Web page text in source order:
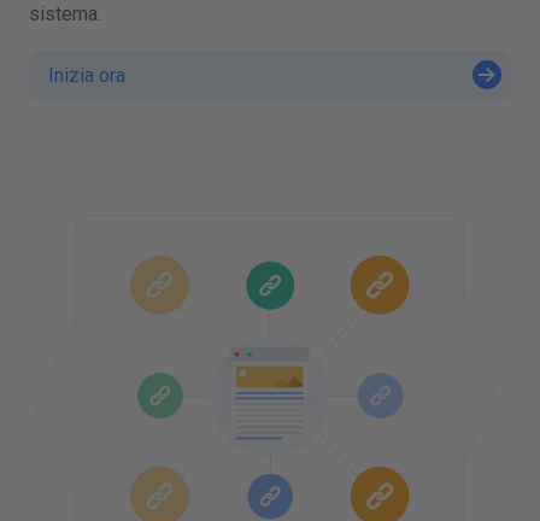
sistema.
Inizia ora